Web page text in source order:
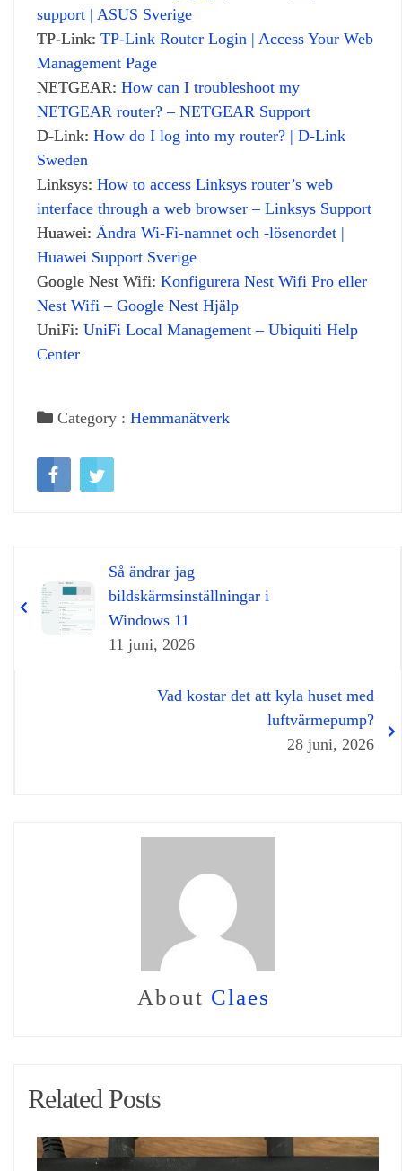
support | ASUS Sverige
TP-Link: TP-Link Router Login | Access Your Web
Management Page
NETGEAR: How can I troubleshoot my
NETGEAR router? – NETGEAR Support
D-Link: How do I log into my router? | D-Link
Sweden
Linksys: How to access Linksys router’s web
interface through a web browser – Linksys Support
Huawei: Ändra Wi-Fi-namnet och -lösenordet |
Huawei Support Sverige
Google Nest Wifi: Konfigurera Nest Wifi Pro eller
Nest Wifi – Google Nest Hjälp
UniFi: UniFi Local Management – Ubiquiti Help
Center
Category : Hemmanätverk
Så ändrar jag
bildskärmsinställningar i
Windows 11
11 juni, 2026
Vad kostar det att kyla huset med
luftvärmepump?
28 juni, 2026
About Claes
Related Posts